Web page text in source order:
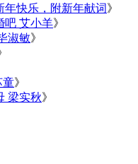
年快乐，附新年献词》
吧 艾小羊》
淑敏》
童》
梁实秋》